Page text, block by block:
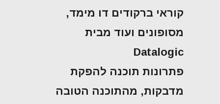
קוראי ברקודים דו מימד,
מסופונים ועוד מבית
Datalogic
פתרונות תוכנה להפקת
מדבקות, מהתוכנה הטובה